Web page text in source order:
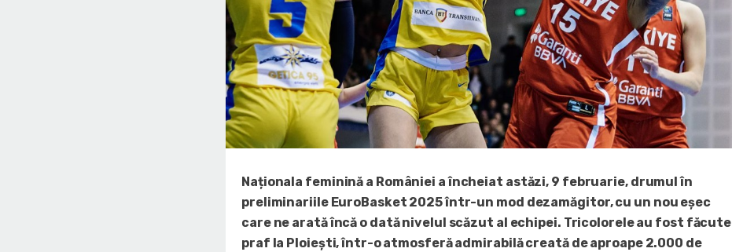
Naționala feminină a României a încheiat astăzi, 9 februarie, drumul în
preliminariile EuroBasket 2025 într-un mod dezamăgitor, cu un nou eșec
care ne arată încă o dată nivelul scăzut al echipei. Tricolorele au fost făcute
praf la Ploiești, într-o atmosferă admirabilă creată de aproape 2.000 de